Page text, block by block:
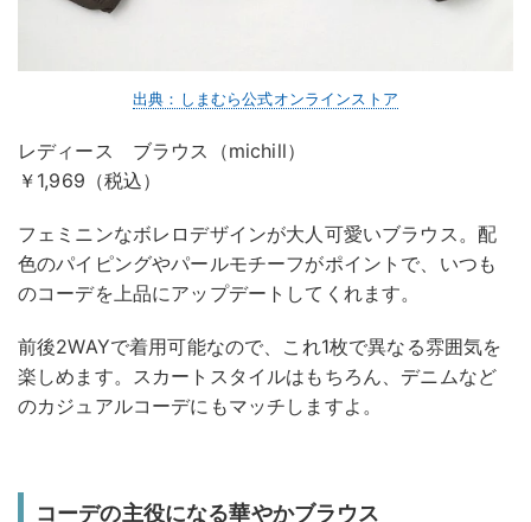
出典：しまむら公式オンラインストア
レディース ブラウス（michill）
￥1,969（税込）
フェミニンなボレロデザインが大人可愛いブラウス。配
色のパイピングやパールモチーフがポイントで、いつも
のコーデを上品にアップデートしてくれます。
前後2WAYで着用可能なので、これ1枚で異なる雰囲気を
楽しめます。スカートスタイルはもちろん、デニムなど
のカジュアルコーデにもマッチしますよ。
コーデの主役になる華やかブラウス